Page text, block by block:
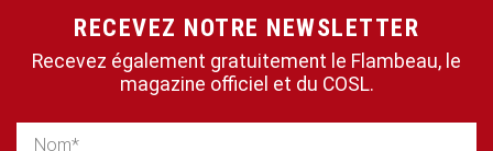
RECEVEZ NOTRE NEWSLETTER
Recevez également gratuitement le Flambeau, le
magazine officiel et du COSL.